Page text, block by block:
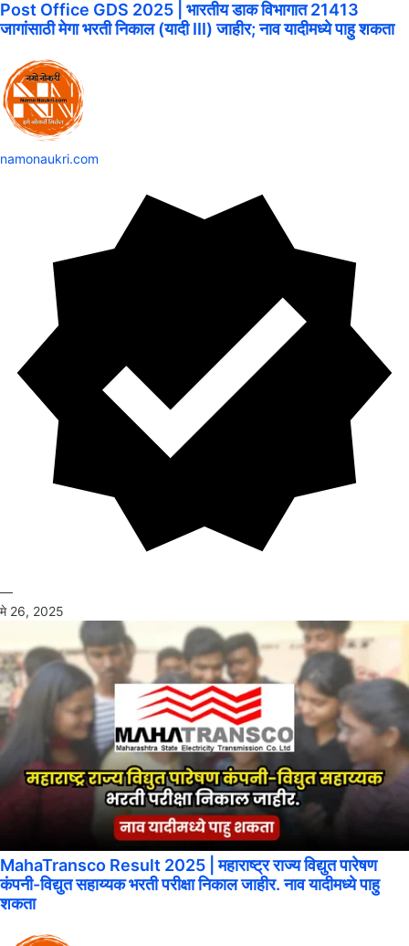
Post Office GDS 2025 | भारतीय डाक विभागात 21413
जागांसाठी मेगा भरती निकाल (यादी III) जाहीर; नाव यादीमध्ये पाहु शकता
namonaukri.com
—
मे 26, 2025
MahaTransco Result 2025 | महाराष्ट्र राज्य विद्युत पारेषण
कंपनी-विद्युत सहाय्यक भरती परीक्षा निकाल जाहीर. नाव यादीमध्ये पाहु
शकता